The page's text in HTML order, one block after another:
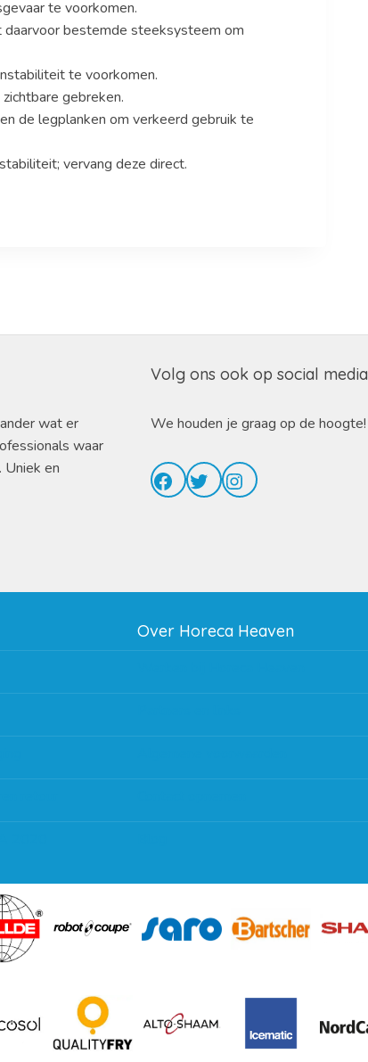
te voorkomen.
bestemde steeksysteem om
te voorkomen.
gebreken.
de legplanken om verkeerd gebruik te
vervang deze direct.
wat er
waar
en
Volg ons ook op social media
We houden je graag op de hoogte!
Facebook
TwitterInstagram
2020
Over Horeca Heaven